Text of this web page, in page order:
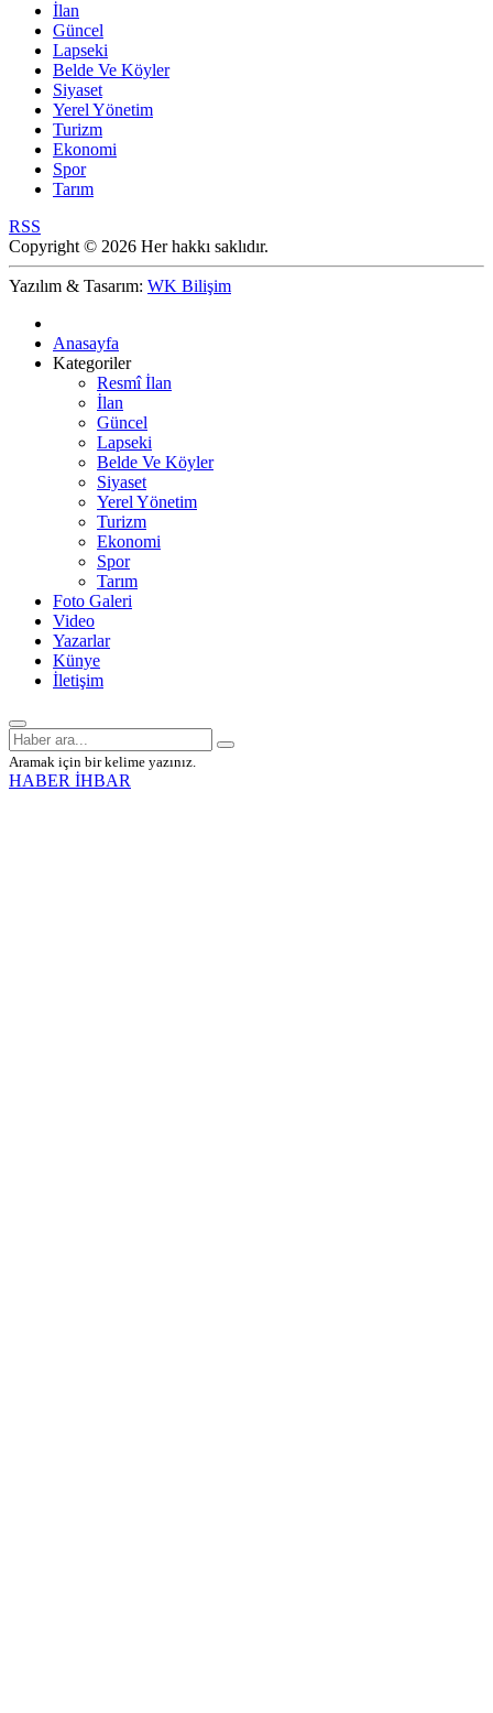
İlan
Güncel
Lapseki
Belde Ve Köyler
Siyaset
Yerel Yönetim
Turizm
Ekonomi
Spor
Tarım
RSS
Copyright © 2026 Her hakkı saklıdır.
Yazılım & Tasarım: WK Bilişim
Anasayfa
Kategoriler
Resmî İlan
İlan
Güncel
Lapseki
Belde Ve Köyler
Siyaset
Yerel Yönetim
Turizm
Ekonomi
Spor
Tarım
Foto Galeri
Video
Yazarlar
Künye
İletişim
Aramak için bir kelime yazınız.
HABER İHBAR